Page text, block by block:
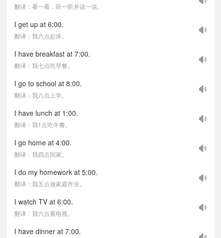
翻译：看一看，听一听并说一说。
I get up at 6:00.
翻译：我六点起床。
I have breakfast at 7:00.
翻译：我七点吃早餐。
I go to school at 8:00.
翻译：我八点上学。
I have lunch at 1:00.
翻译：我1点吃午餐。
I go home at 4:00.
翻译：我四点回家。
I do my homework at 5:00.
翻译：我五点做家庭作业。
I watch TV at 6:00.
翻译：我六点看电视。
I have dinner at 7:00.